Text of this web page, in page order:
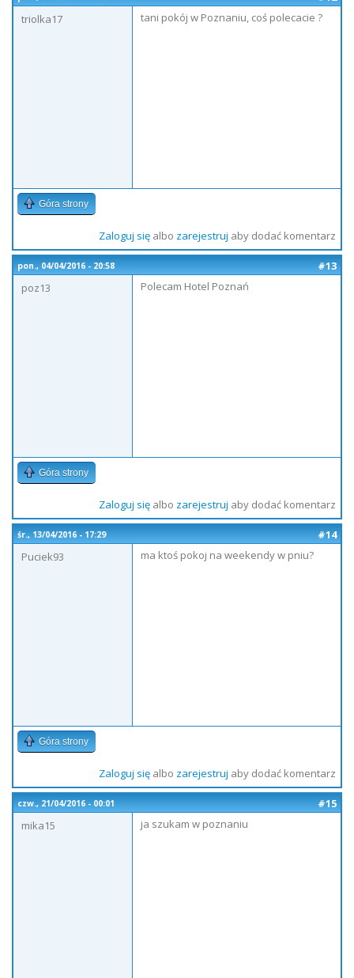
triolka17
tani pokój w Poznaniu, coś polecacie ?
Góra strony
Zaloguj sięalbo zarejestruj aby dodać komentarz
pon., 04/04/2016 - 20:58
#13
poz13
Polecam Hotel Poznań
Góra strony
Zaloguj sięalbo zarejestruj aby dodać komentarz
śr., 13/04/2016 - 17:29
#14
Puciek93
ma ktoś pokoj na weekendy w pniu?
Góra strony
Zaloguj sięalbo zarejestruj aby dodać komentarz
czw., 21/04/2016 - 00:01
#15
mika15
ja szukam w poznaniu